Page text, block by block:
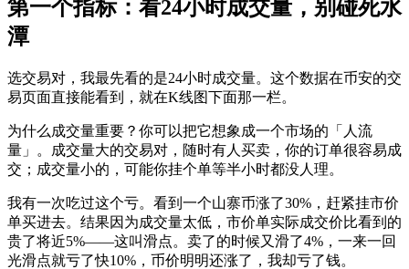
第一个指标：看24小时成交量，别碰死水
潭
选交易对，我最先看的是24小时成交量。这个数据在币安的交
易页面直接能看到，就在K线图下面那一栏。
为什么成交量重要？你可以把它想象成一个市场的「人流
量」。成交量大的交易对，随时有人买卖，你的订单很容易成
交；成交量小的，可能你挂个单等半小时都没人理。
我有一次吃过这个亏。看到一个山寨币涨了30%，赶紧挂市价
单买进去。结果因为成交量太低，市价单实际成交价比看到的
贵了将近5%——这叫滑点。卖了的时候又滑了4%，一来一回
光滑点就亏了快10%，币价明明还涨了，我却亏了钱。